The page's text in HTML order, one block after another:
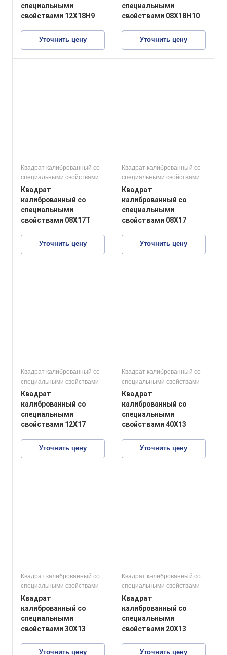
специальными
свойствами 12Х18Н9
Уточнить цену
специальными
свойствами 08Х18Н10
Уточнить цену
Квадрат калиброванный со
специальными свойствами
Квадрат
калиброванный со
специальными
свойствами 08Х17Т
Уточнить цену
Квадрат калиброванный со
специальными свойствами
Квадрат
калиброванный со
специальными
свойствами 08Х17
Уточнить цену
Квадрат калиброванный со
специальными свойствами
Квадрат
калиброванный со
специальными
свойствами 12Х17
Уточнить цену
Квадрат калиброванный со
специальными свойствами
Квадрат
калиброванный со
специальными
свойствами 40Х13
Уточнить цену
Квадрат калиброванный со
специальными свойствами
Квадрат
калиброванный со
специальными
свойствами 30Х13
Уточнить цену
Квадрат калиброванный со
специальными свойствами
Квадрат
калиброванный со
специальными
свойствами 20Х13
Уточнить цену